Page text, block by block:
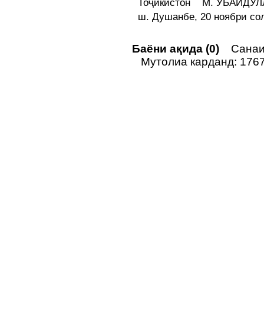
Тоҷикистон М.
ш. Душанбе, 20 ноябри
Баёни ақида (0)
Мутолиа карданд: